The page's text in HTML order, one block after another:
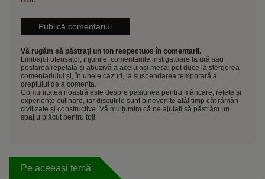
Vă rugăm să păstrați un ton respectuos în comentarii.
Limbajul ofensator, injuriile, comentariile instigatoare la ură sau
postarea repetată și abuzivă a aceluiași mesaj pot duce la ștergerea
comentariului și, în unele cazuri, la suspendarea temporară a
dreptului de a comenta.
Comunitatea noastră este despre pasiunea pentru mâncare, rețete și
experiențe culinare, iar discuțiile sunt binevenite atât timp cât rămân
civilizate și constructive. Vă mulțumim că ne ajutați să păstrăm un
spațiu plăcut pentru toți
Pe aceeași temă